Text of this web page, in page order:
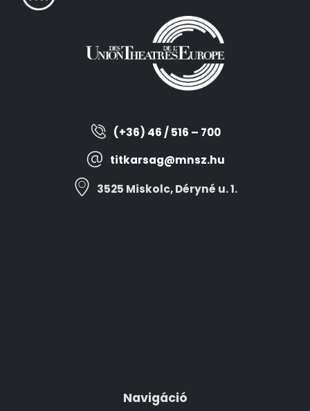
(+36) 46 / 516 – 700
titkarsag@mnsz.hu
3525 Miskolc, Déryné u. 1.
Navigáció